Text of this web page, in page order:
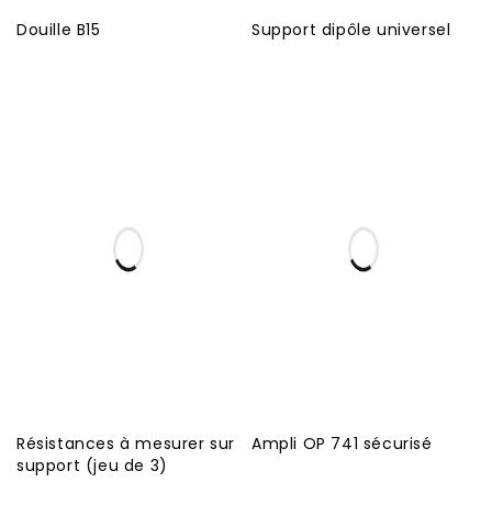
Douille B15 Support dipôle universel
Résistances à mesurer sur
support (jeu de 3)
Ampli OP 741 sécurisé